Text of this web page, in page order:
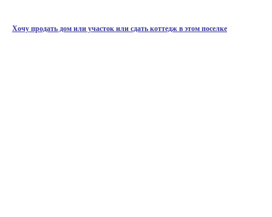
Хочу продать дом или участок или сдать коттедж в этом поселке